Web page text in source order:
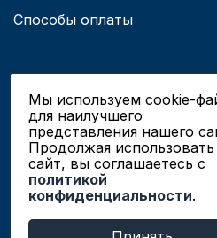
Способы оплаты
© 2019 - 2026 ООО «Сианово»
Политика конфиденциальности
Разработка сайтов в
Продвижение
Мы используем cookie-
для наилучшего
представления нашего
Продолжая использовать
сайт, вы соглашаетесь c
политикой
конфиденциальности.